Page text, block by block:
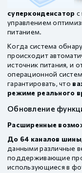
суперконденсатор с
управлением
питанием.
Когда система
происходит
источник питания, и
операционной
гарантировать, что
режиме реального
Обновление
Расширенные
До 64 каналов шины
данными различные
поддерживающие
использующиеся в